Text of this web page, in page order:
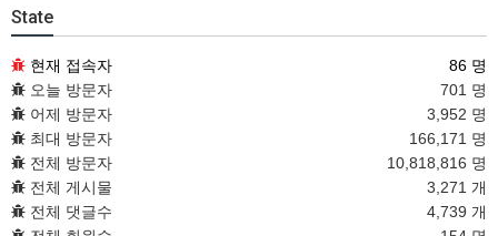
State
현재 접속자
86 명
오늘 방문자
701 명
어제 방문자
3,952 명
최대 방문자
166,171 명
전체 방문자
10,818,816 명
전체 게시물
3,271 개
전체 댓글수
4,739 개